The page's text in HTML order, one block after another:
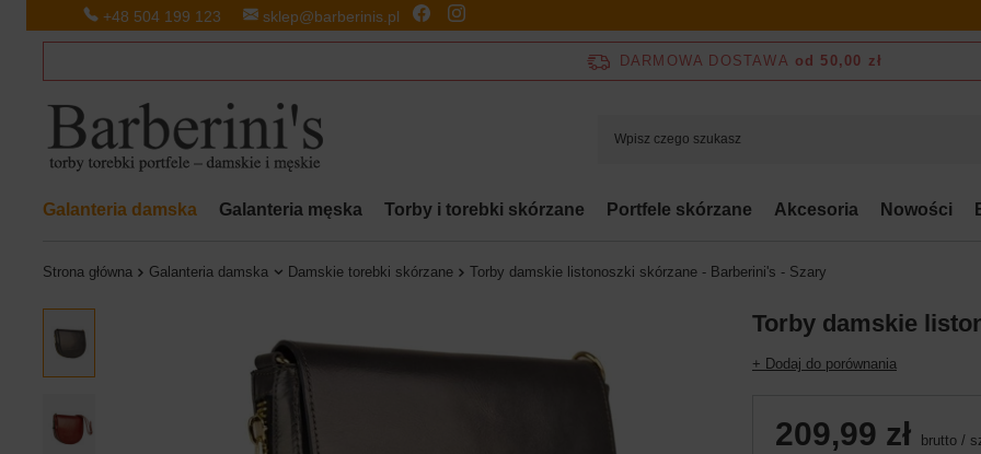
+48 504 199 123 sklep@barberinis.pl
DARMOWA DOSTAWA od 50,00 zł
Galanteria damska Galanteria męska Torby i torebki skórzane Portfele skórzane Akcesoria Nowości
Strona główna Galanteria damska Damskie torebki skórzane Torby damskie listonoszki skórzane - Barberini's - Szary
Torby damskie
+ Dodaj do porównania
209,99 zł brutto /